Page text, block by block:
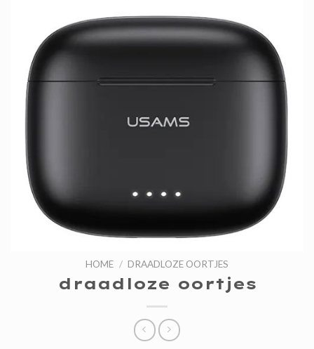
HOME / DRAADLOZE OORTJES
draadloze oortjes